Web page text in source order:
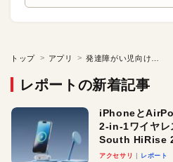
トップ アプリ
レポートの新着記事
iPhoneと
2-in-1ワイヤレ
South HiRise
ースでおしゃれ
アクセサリ レポート